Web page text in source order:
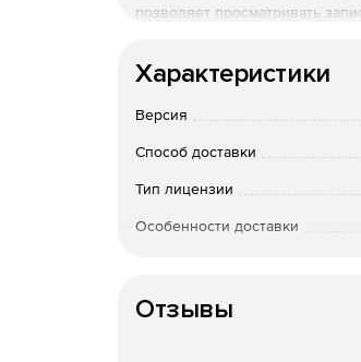
позволяет просматривать
сессий. RecordTS
осуществляет резервное
Основные возможности:
Мониторинг управления
Поддержка терминального
Характеристики
Версия
Способ доставки
Тип лицензии
Особенности доставки
Отзывы